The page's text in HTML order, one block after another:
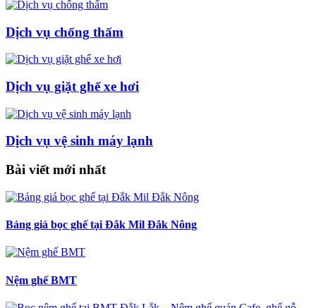
Dịch vụ chống thấm
Dịch vụ giặt ghế xe hơi
Dịch vụ vệ sinh máy lạnh
Bài viết mới nhất
Bảng giá bọc ghế tại Đắk Mil Đắk Nông
Nệm ghế BMT